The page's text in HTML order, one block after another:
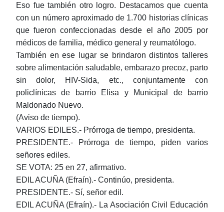
Eso fue también otro logro. Destacamos que cuenta
con un número aproximado de 1.700 historias clínicas
que fueron confeccionadas desde el año 2005 por
médicos de familia, médico general y reumatólogo.
También en ese lugar se brindaron distintos talleres
sobre alimentación saludable, embarazo precoz, parto
sin dolor, HIV-Sida, etc., conjuntamente con
policlínicas de barrio Elisa y Municipal de barrio
Maldonado Nuevo.
(Aviso de tiempo).
VARIOS EDILES.- Prórroga de tiempo, presidenta.
PRESIDENTE.- Prórroga de tiempo, piden varios
señores ediles.
SE VOTA: 25 en 27, afirmativo.
EDIL ACUÑA (Efraín).- Continúo, presidenta.
PRESIDENTE.- Sí, señor edil.
EDIL ACUÑA (Efraín).- La Asociación Civil Educación